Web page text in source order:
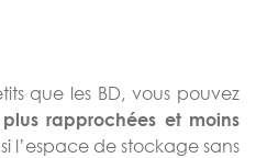
que les BD, vous pouvez
rapprochées et moins
l’espace de stockage sans